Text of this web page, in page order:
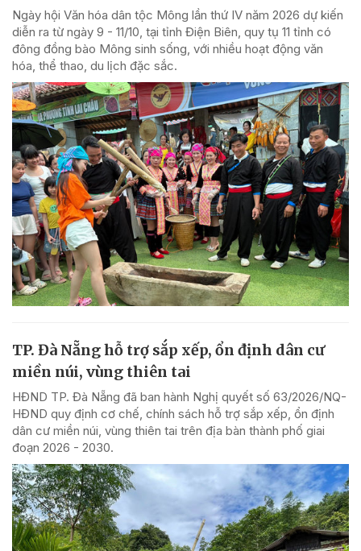
Ngày hội Văn hóa dân tộc Mông lần thứ IV năm 2026 dự kiến
diễn ra từ ngày 9 - 11/10, tại tỉnh Điện Biên, quy tụ 11 tỉnh có
đông đồng bào Mông sinh sống, với nhiều hoạt động văn
hóa, thể thao, du lịch đặc sắc.
TP. Đà Nẵng hỗ trợ sắp xếp, ổn định dân cư
miền núi, vùng thiên tai
HĐND TP. Đà Nẵng đã ban hành Nghị quyết số 63/2026/NQ-
HĐND quy định cơ chế, chính sách hỗ trợ sắp xếp, ổn định
dân cư miền núi, vùng thiên tai trên địa bàn thành phố giai
đoạn 2026 - 2030.